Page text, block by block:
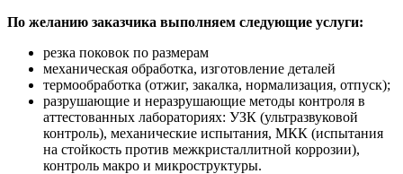
По желанию заказчика выполняем следующие услуги:
резка поковок по размерам
механическая обработка, изготовление деталей
термообработка (отжиг, закалка, нормализация, отпуск);
разрушающие и неразрушающие методы контроля в
аттестованных лабораториях: УЗК (ультразвуковой
контроль), механические испытания, МКК (испытания
на стойкость против межкристаллитной коррозии),
контроль макро и микроструктуры.